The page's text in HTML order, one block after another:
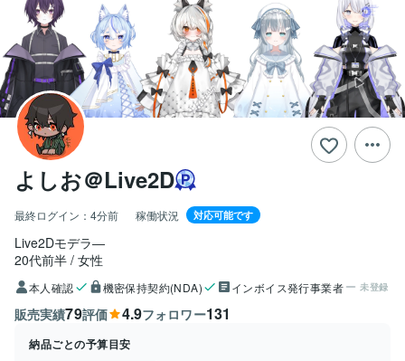
よしお＠Live2D
最終ログイン： 4分前 稼働状況 対応可能です
Live2Dモデラ―
20代前半 女性
本人確認 機密保持契約(NDA) インボイス発行事業者 未登録
販売実績79評価 4.9フォロワー131
納品ごとの予算目安